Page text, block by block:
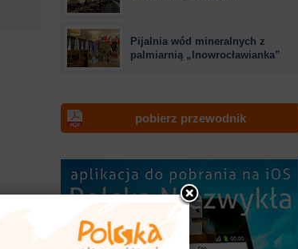
Pijalnia wód mineralnych z
palmiarnią „Inowrocławianka”